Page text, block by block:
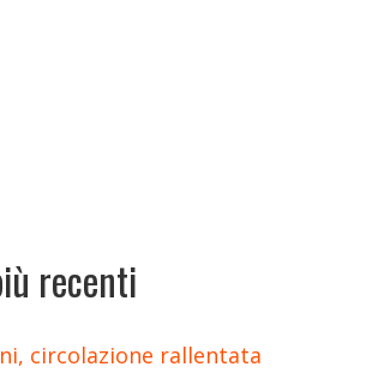
recenti
circolazione rallentata